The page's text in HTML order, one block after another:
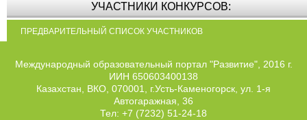
УЧАСТНИКИ КОНКУРСОВ:
ПРЕДВАРИТЕЛЬНЫЙ СПИСОК УЧАСТНИКОВ
Международный образовательный портал "Развитие", 2016 г.
ИИН 650603400138
Казахстан, ВКО, 070001, г.Усть-Каменогорск, ул. 1-я
Автогаражная, 36
Тел: +7 (7232) 51-24-18